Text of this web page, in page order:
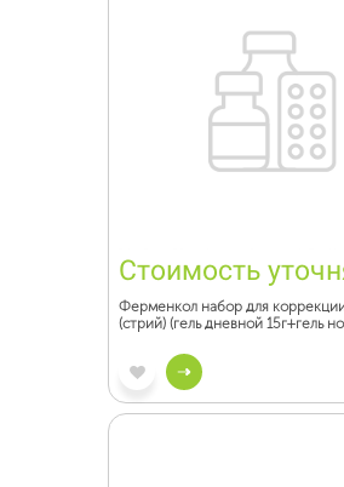
Стоимость
Ферменкол набор для
(стрий) (гель дневной 15г+гель